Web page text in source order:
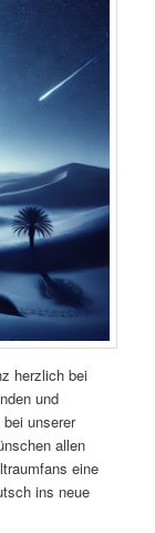
herzlich bei
und
unserer
allen
eine
ins neue